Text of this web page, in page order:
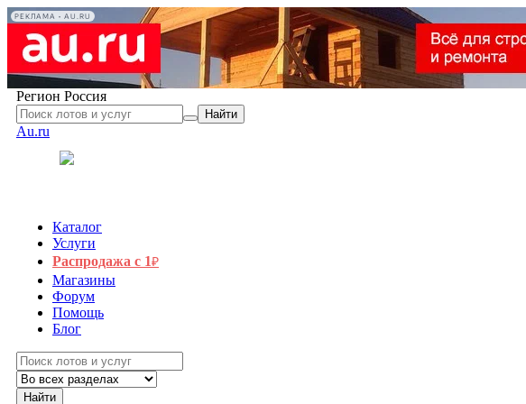
РЕКЛАМА • AU.RU
Регион Россия
Найти
Au.ru
Каталог
Услуги
Распродажа с 1₽
Магазины
Форум
Помощь
Блог
Найти